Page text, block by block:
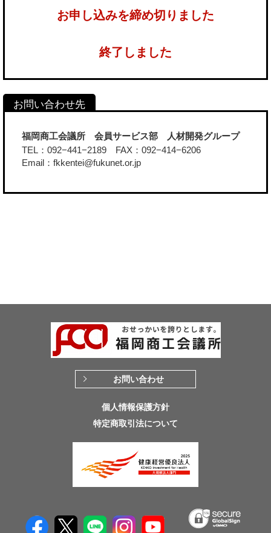
お申し込みを締め切りました
終了しました
福岡商工会議所 会員サービス部 人材開発グループ
TEL：092−441−2189 FAX：092−414−6206
Email：fkkentei@fukunet.or.jp
お問い合わせ
個人情報保護方針
特定商取引法について